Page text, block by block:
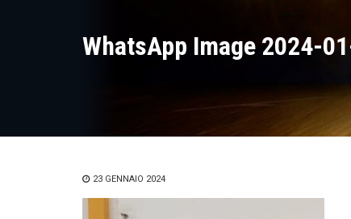
WhatsApp Image 2024-
23 GENNAIO 2024